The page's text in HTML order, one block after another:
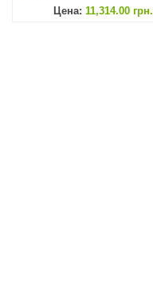
Цена: 11,314.00 грн.